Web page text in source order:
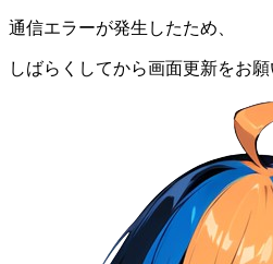
通信エラーが発生したため、
しばらくしてから画面更新をお願